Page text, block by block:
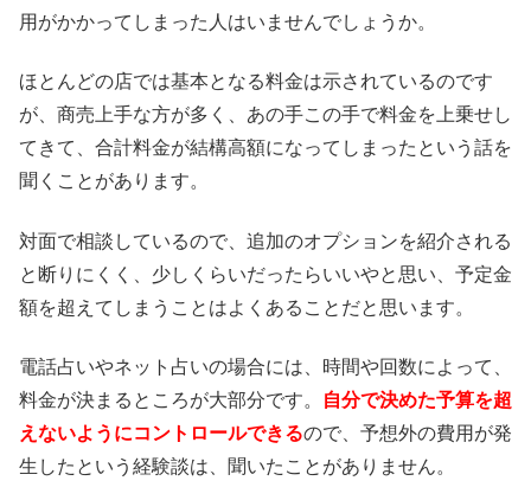
用がかかってしまった人はいませんでしょうか。
ほとんどの店では基本となる料金は示されているのです
が、商売上手な方が多く、あの手この手で料金を上乗せし
てきて、合計料金が結構高額になってしまったという話を
聞くことがあります。
対面で相談しているので、追加のオプションを紹介される
と断りにくく、少しくらいだったらいいやと思い、予定金
額を超えてしまうことはよくあることだと思います。
電話占いやネット占いの場合には、時間や回数によって、
料金が決まるところが大部分です。
自分で決めた予算を超
えないようにコントロールできるので、予想外の費用が発
生したという経験談は、聞いたことがありません。